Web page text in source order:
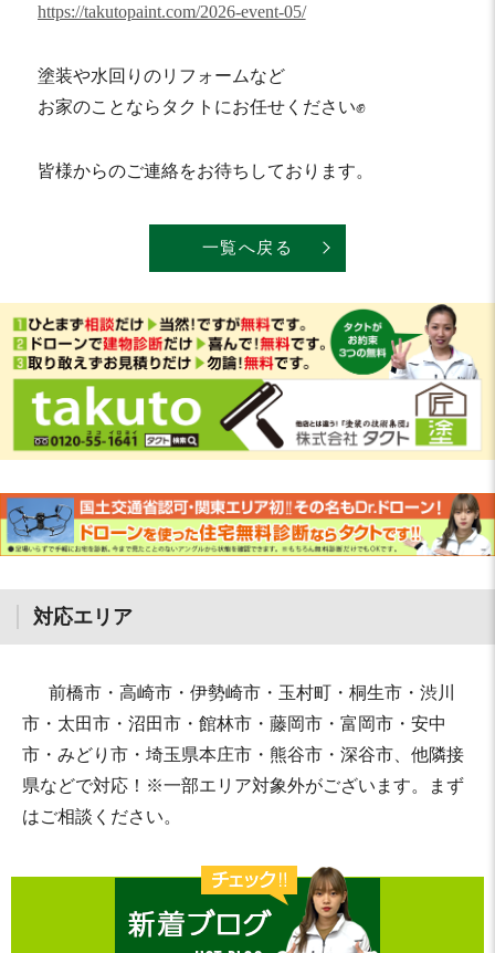
https://takutopaint.com/2026-event-05/
塗装や水回りのリフォームなど
お家のことならタクトにお任せください✊
皆様からのご連絡をお待ちしております。
一覧へ戻る
対応エリア
前橋市・高崎市・伊勢崎市・玉村町・桐生市・渋川
市・太田市・沼田市・館林市・藤岡市・富岡市・安中
市・みどり市・埼玉県本庄市・熊谷市・深谷市、他隣接
県などで対応！※一部エリア対象外がございます。まず
はご相談ください。